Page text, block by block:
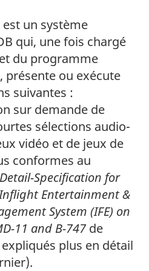
est un système
qui, une fois chargé
du programme
présente ou exécute
suivantes :
sur demande de
sélections audio-
vidéo et de jeux de
conformes au
Detail-Specification for
Entertainment &
System (IFE) on
11 and B-747de
plus en détail
de la note de bas de